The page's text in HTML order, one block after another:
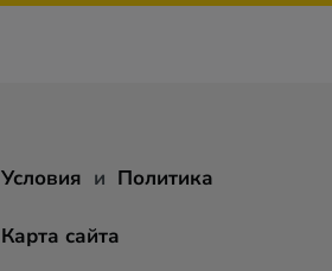
Условия и Политика
Карта сайта